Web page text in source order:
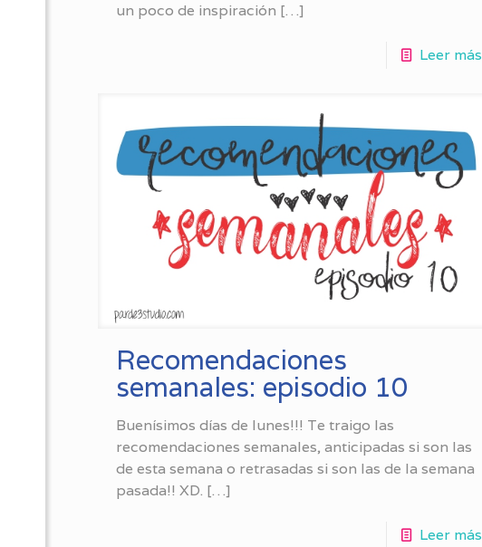
un poco de inspiración […]
Leer más
Recomendaciones
semanales: episodio 10
Buenísimos días de lunes!!! Te traigo las
recomendaciones semanales, anticipadas si son las
de esta semana o retrasadas si son las de la semana
pasada!! XD. […]
Leer más